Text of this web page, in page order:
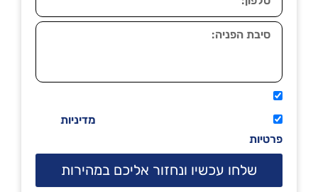
מדיניות
פרטיות
שלחו עכשיו ונחזור אליכם במהירות